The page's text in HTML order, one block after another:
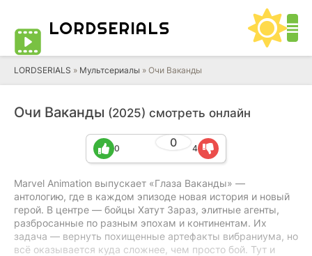
LORDSERIALS
LORDSERIALS » Мультсериалы » Очи Ваканды
Очи Ваканды (2025) смотреть онлайн
0
0 4
Marvel Animation выпускает «Глаза Ваканды» —
антологию, где в каждом эпизоде новая история и новый
герой. В центре — бойцы Хатут Зараз, элитные агенты,
разбросанные по разным эпохам и континентам. Их
задача — вернуть похищенные артефакты вибраниума, но
всё оказывается куда сложнее, чем просто бой. Тут и